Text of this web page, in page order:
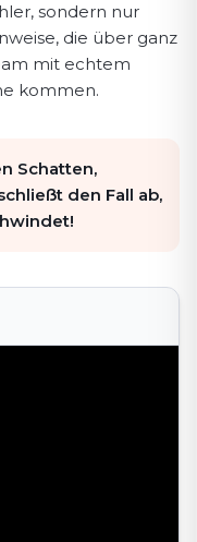
sondern nur
die über ganz
mit echtem
kommen.
Schatten,
den Fall ab,